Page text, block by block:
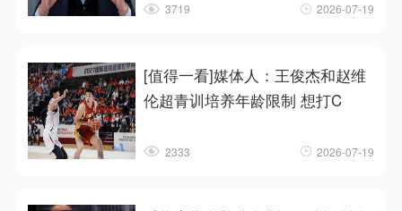
3719 2026-07-19
[值得一看]媒体人：王俊杰和赵维
伦超青训培养年龄限制 想打C
2333 2026-07-19